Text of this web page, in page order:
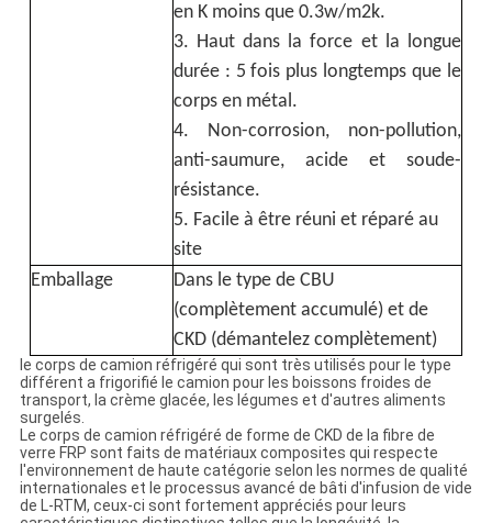
en K moins que 0.3w/m2k.
3. Haut dans la force et la longue
durée : 5 fois plus longtemps que le
corps en métal.
4. Non-corrosion, non-pollution,
anti-saumure, acide et soude-
résistance.
5. Facile à être réuni et réparé au
site
Emballage
Dans le type de CBU
(complètement accumulé) et de
CKD (démantelez complètement)
le corps de camion réfrigéré qui sont très utilisés pour le type
différent a frigorifié le camion pour les boissons froides de
transport, la crème glacée, les légumes et d'autres aliments
surgelés.
Le corps de camion réfrigéré de forme de CKD de la fibre de
verre FRP sont faits de matériaux composites qui respecte
l'environnement de haute catégorie selon les normes de qualité
internationales et le processus avancé de bâti d'infusion de vide
de L-RTM, ceux-ci sont fortement appréciés pour leurs